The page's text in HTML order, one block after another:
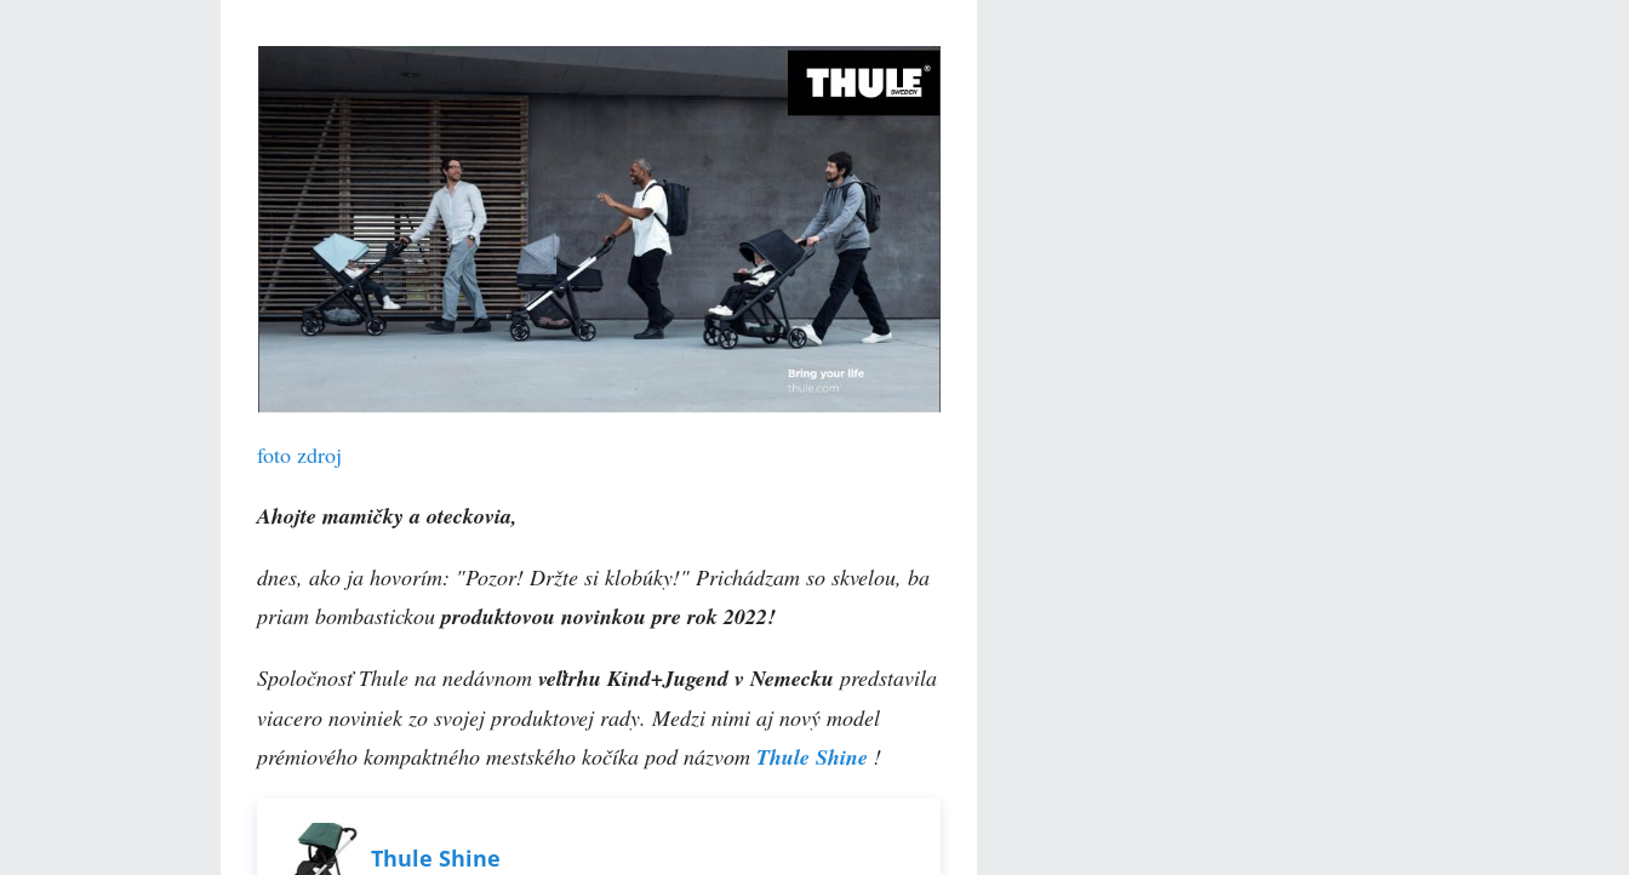
foto zdroj
Ahojte mamičky a oteckovia,
dnes, ako ja hovorím: "Pozor! Držte si klobúky!" Prichádzam so skvelou, ba
priam bombastickouproduktovou novinkou pre rok 2022!
Spoločnosť Thule na nedávnom veľtrhu Kind+Jugend v Nemecku predstavila
viacero noviniek zo svojej produktovej rady. Medzi nimi aj nový model
prémiového kompaktného mestského kočíka pod názvom Thule Shine !
Thule Shine